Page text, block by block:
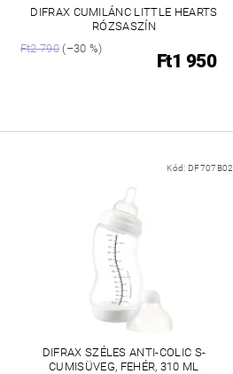
DIFRAX CUMILÁNC LITTLE HEARTS
RÓZSASZÍN
Ft2 790 (–30 %)
Ft1 950
Kód: DF707B02
DIFRAX SZÉLES ANTI-COLIC S-
CUMISÜVEG, FEHÉR, 310 ML